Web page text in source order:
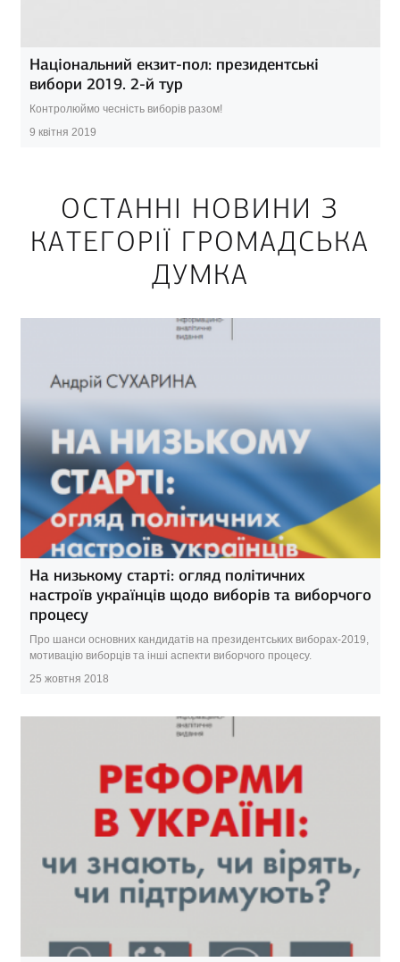
Національний екзит-пол: президентські
вибори 2019. 2-й тур
Контролюймо чесність виборів разом!
9 квітня 2019
ОСТАННІ НОВИНИ З
КАТЕГОРІЇ ГРОМАДСЬКА
ДУМКА
На низькому старті: огляд політичних
настроїв українців щодо виборів та виборчого
процесу
Про шанси основних кандидатів на президентських виборах-2019,
мотивацію виборців та інші аспекти виборчого процесу.
25 жовтня 2018